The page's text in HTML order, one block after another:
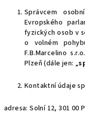
Správcem
Evropského
fyzických osob v
o volném
F.B.Marcelino
Plzeň (dále jen: „
Kontaktní údaje
adresa: Solní 12, 301 00